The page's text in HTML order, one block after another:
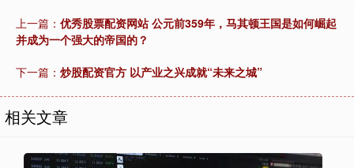
上一篇： 优秀股票配资网站 公元前359年，马其顿王国是如何崛起
并成为一个强大的帝国的？
下一篇： 炒股配资官方 以产业之兴成就“未来之城”
相关文章